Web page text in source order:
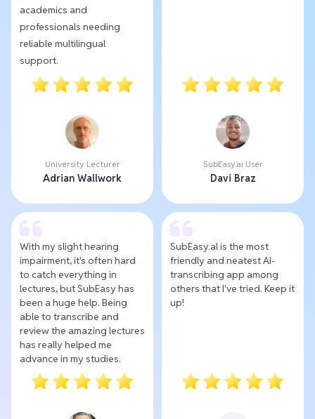
academics and
professionals needing
reliable multilingual
support.
University Lecturer
Adrian Wallwork
SubEasy.ai User
Davi Braz
With my slight hearing
impairment, it's often hard
to catch everything in
lectures, but SubEasy has
been a huge help. Being
able to transcribe and
review the amazing lectures
has really helped me
advance in my studies.
SubEasy.al is the most
friendly and neatest AI-
transcribing app among
others that I've tried. Keep it
up!